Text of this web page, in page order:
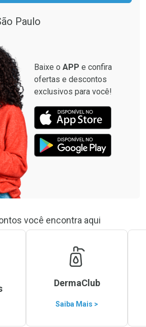
Comprar sem Desconto
Paulo
Baixe o APP e confira
ofertas e descontos
exclusivos para você!
você encontra aqui
DermaClub
Saiba Mais >